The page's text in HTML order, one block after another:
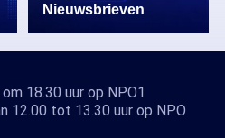
Nieuwsbrieven
18.30 uur op NPO1
12.00 tot 13.30 uur op NPO